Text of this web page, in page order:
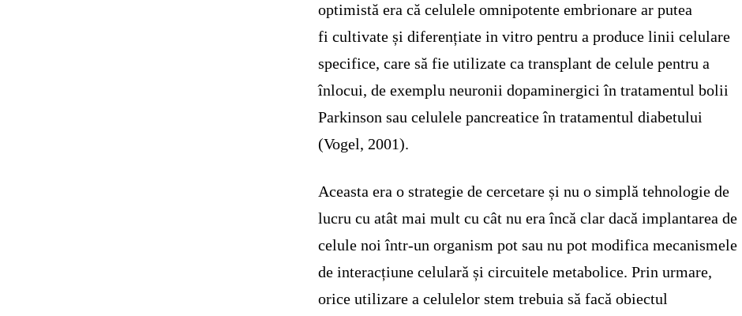
optimistă era că celulele omnipotente embrionare ar putea
fi cultivate și diferențiate in vitro pentru a produce linii celulare
specifice, care să fie utilizate ca transplant de celule pentru a
înlocui, de exemplu neuronii dopaminergici în tratamentul bolii
Parkinson sau celulele pancreatice în tratamentul diabetului
(Vogel, 2001).
Aceasta era o strategie de cercetare și nu o simplă tehnologie de
lucru cu atât mai mult cu cât nu era încă clar dacă implantarea de
celule noi într-un organism pot sau nu pot modifica mecanismele
de interacțiune celulară și circuitele metabolice. Prin urmare,
orice utilizare a celulelor stem trebuia să facă obiectul